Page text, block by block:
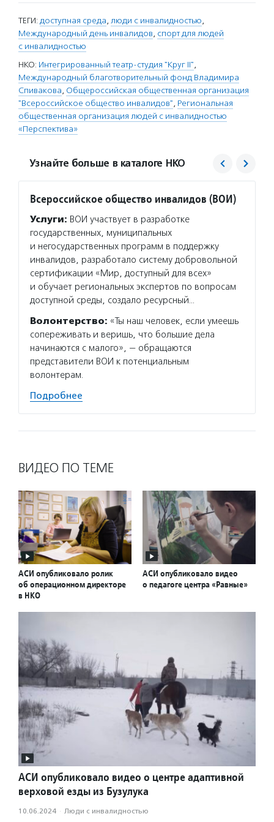
ТЕГИ: доступная среда, люди с инвалидностью,
Международный день инвалидов, спорт для людей
с инвалидностью
НКО: Интегрированный театр-студия "Круг II",
Международный благотворительный фонд Владимира
Спивакова, Общероссийская общественная организация
"Всероссийское общество инвалидов", Региональная
общественная организация людей с инвалидностью
«Перспектива»
Узнайте больше в каталоге НКО
Всероссийское общество инвалидов (ВОИ)
Услуги: ВОИ участвует в разработке
государственных, муниципальных
и негосударственных программ в поддержку
инвалидов, разработало систему добровольной
сертификации «Мир, доступный для всех»
и обучает региональных экспертов по вопросам
доступной среды, создало ресурсный…
Волонтерство: «Ты наш человек, если умеешь
сопереживать и веришь, что большие дела
начинаются с малого», — обращаются
представители ВОИ к потенциальным
волонтерам.
Подробнее
ВИДЕО ПО ТЕМЕ
АСИ опубликовало ролик
об операционном директоре
в НКО
АСИ опубликовало видео
о педагоге центра «Равные»
АСИ опубликовало видео о центре адаптивной
верховой езды из Бузулука
10.06.2024 · Люди с инвалидностью